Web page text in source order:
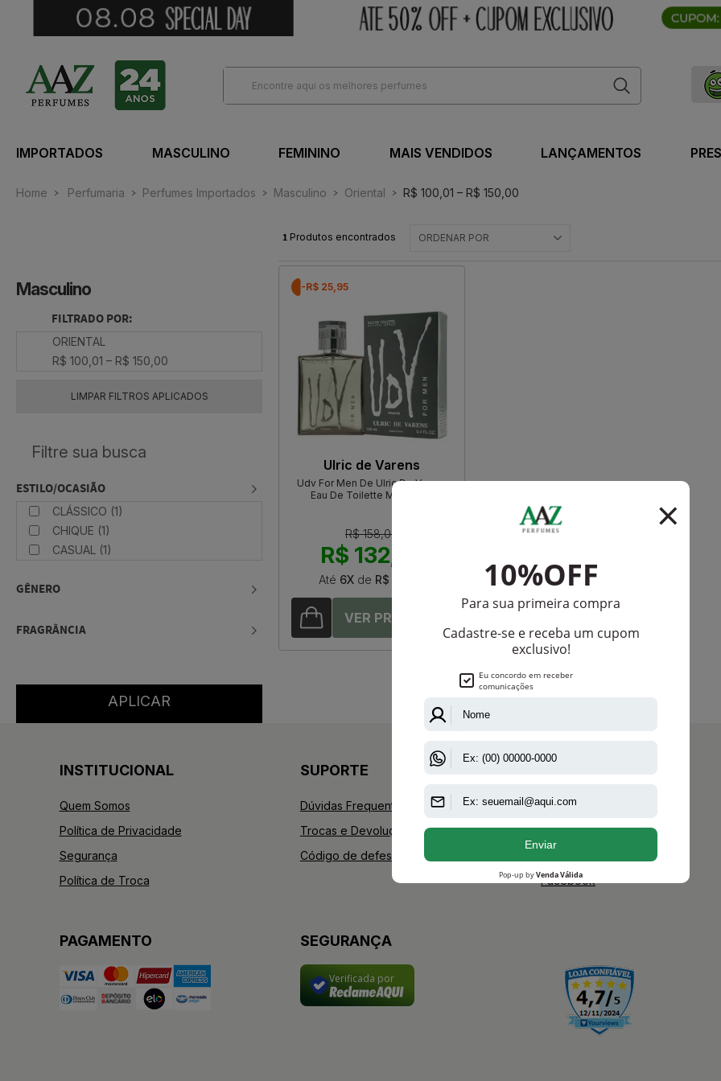
IMPORTADOS MASCULINO FEMININO MAIS VENDIDOS LANÇAMENTOS
Home Perfumaria Perfumes Importados Masculino Oriental R$ 100,01 – R$ 150,00
Masculino
FILTRADO POR:
ORIENTAL
R$ 100,01 – R$ 150,00
LIMPAR FILTROS APLICADOS
ESTILO/OCASIÃO
CLÁSSICO (1)
CHIQUE (1)
CASUAL (1)
GÊNERO
FRAGRÂNCIA
ORDENAR POR
1 Produtos encontrados
-R$ 25,95
Ulric de Varens
Udv For Men De Ulric De Varens
Eau De Toilette Masculino
R$ 158,00
R$ 132,05
Até 6X de R$ 22,00
INSTITUCIONAL
Quem Somos
Política de Privacidade
Segurança
Política de Troca
SUPORTE
Dúvidas Frequentes
Trocas e Devoluções
Código de defesa do consumidor
Blog
Youtube
Facebook
PAGAMENTO SEGURANÇA
Verificada por